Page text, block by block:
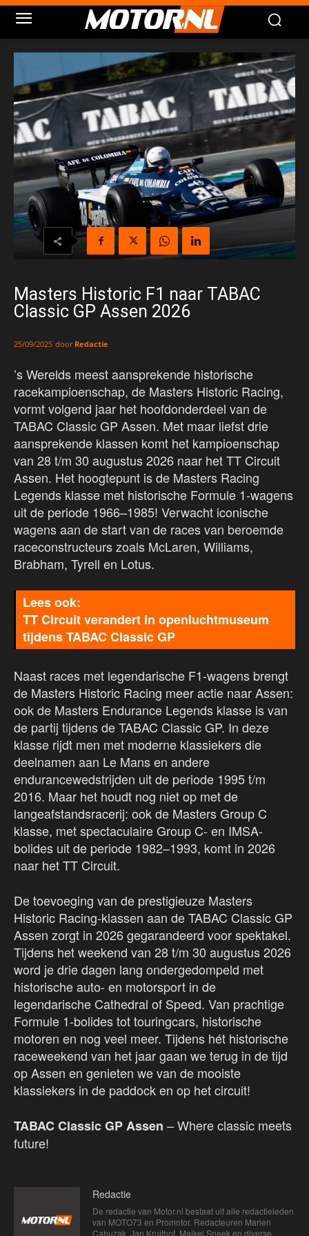
Masters Historic F1 naar TABAC
Classic GP Assen 2026
25/09/2025 door Redactie
’s Werelds meest aansprekende historische
racekampioenschap, de Masters Historic Racing,
vormt volgend jaar het hoofdonderdeel van de
TABAC Classic GP Assen. Met maar liefst drie
aansprekende klassen komt het kampioenschap
van 28 t/m 30 augustus 2026 naar het TT Circuit
Assen. Het hoogtepunt is de Masters Racing
Legends klasse met historische Formule 1-wagens
uit de periode 1966–1985! Verwacht iconische
wagens aan de start van de races van beroemde
raceconstructeurs zoals McLaren, Williams,
Brabham, Tyrell en Lotus.
TT Circuit verandert in openluchtmuseum
tijdens TABAC Classic GP
Naast races met legendarische F1-wagens brengt
de Masters Historic Racing meer actie naar Assen:
ook de Masters Endurance Legends klasse is van
de partij tijdens de TABAC Classic GP. In deze
klasse rijdt men met moderne klassiekers die
deelnamen aan Le Mans en andere
endurancewedstrijden uit de periode 1995 t/m
2016. Maar het houdt nog niet op met de
langeafstandsracerij: ook de Masters Group C
klasse, met spectaculaire Group C- en IMSA-
bolides uit de periode 1982–1993, komt in 2026
naar het TT Circuit.
De toevoeging van de prestigieuze Masters
Historic Racing-klassen aan de TABAC Classic GP
Assen zorgt in 2026 gegarandeerd voor spektakel.
Tijdens het weekend van 28 t/m 30 augustus 2026
word je drie dagen lang ondergedompeld met
historische auto- en motorsport in de
legendarische Cathedral of Speed. Van prachtige
Formule 1-bolides tot touringcars, historische
motoren en nog veel meer. Tijdens hét historische
raceweekend van het jaar gaan we terug in de tijd
op Assen en genieten we van de mooiste
klassiekers in de paddock en op het circuit!
TABACClassic GP Assen – Where classic meets
future!
Redactie
De redactie van Motor.nl bestaat uit alle redactieleden
van MOTO73 en Promotor. Redacteuren Marien
Cahuzak, Jan Kruithof, Maikel Sneek en diverse